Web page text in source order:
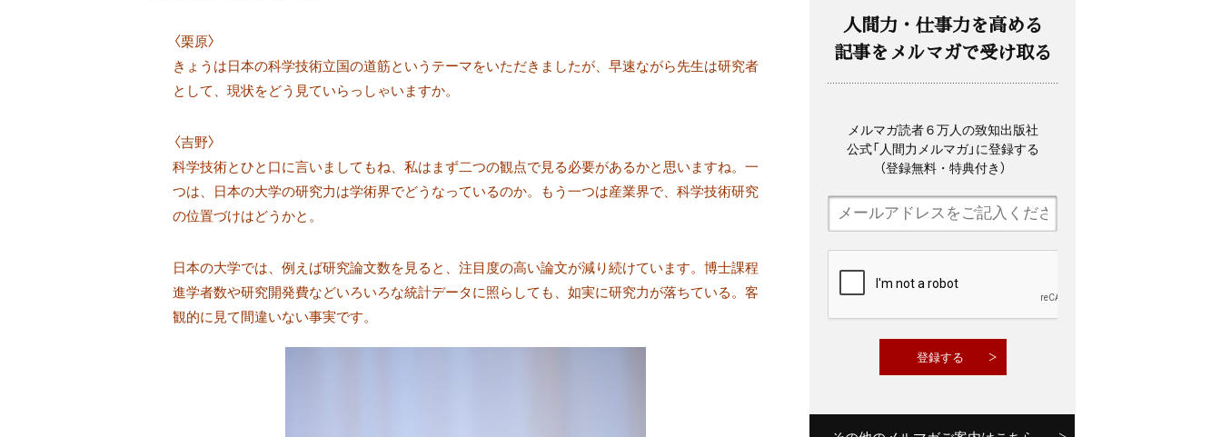
〈栗原〉
きょうは日本の科学技術立国の道筋というテーマをいただきましたが、早速ながら先生は研究者
として、現状をどう見ていらっしゃいますか。
〈吉野〉
科学技術とひと口に言いましてもね、私はまず二つの観点で見る必要があるかと思いますね。一
つは、日本の大学の研究力は学術界でどうなっているのか。もう一つは産業界で、科学技術研究
の位置づけはどうかと。
日本の大学では、例えば研究論文数を見ると、注目度の高い論文が減り続けています。博士課程
進学者数や研究開発費などいろいろな統計データに照らしても、如実に研究力が落ちている。客
観的に見て間違いない事実です。
人間力・仕事力を高める
記事をメルマガで受け取る
メルマガ読者６万人の致知出版社
公式「人間力メルマガ」に登録する
（登録無料・特典付き）